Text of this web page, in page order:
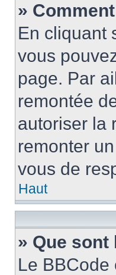
»
En cliquant
vous
page. Par
remontée
autoriser la
remonter
vous de
Haut
» Que sont
Le BBCode